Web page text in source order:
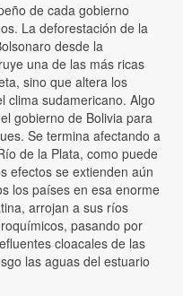
de cada gobierno
La deforestación de la
desde la
una de las más ricas
sino que altera los
clima sudamericano. Algo
gobierno de Bolivia para
Se termina afectando a
de la Plata, como puede
efectos se extienden aún
los países en esa enorme
arrojan a sus ríos
pasando por
cloacales de las
las aguas del estuario